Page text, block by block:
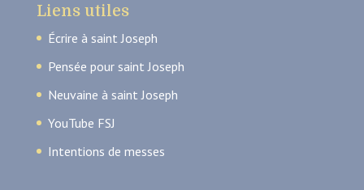
Liens utiles
Écrire à saint Joseph
Pensée pour saint Joseph
Neuvaine à saint Joseph
YouTube FSJ
Intentions de messes